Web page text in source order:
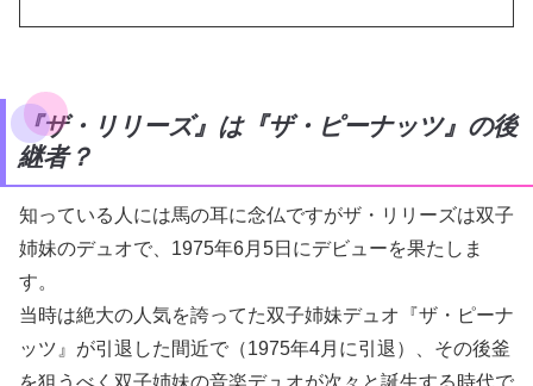
『ザ・リリーズ』は『ザ・ピーナッツ』の後
継者？
知っている人には馬の耳に念仏ですがザ・リリーズは双子
姉妹のデュオで、1975年6月5日にデビューを果たしま
す。
当時は絶大の人気を誇ってた双子姉妹デュオ『ザ・ピーナ
ッツ』が引退した間近で（1975年4月に引退）、その後釜